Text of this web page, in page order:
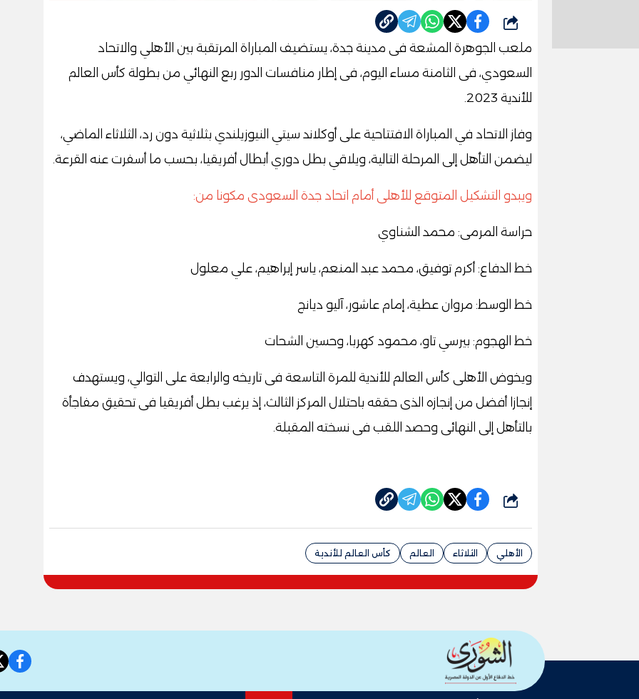
شارك
ملعب الجوهرة المشعة فى مدينة جدة، يستضيف المباراة المرتقبة بين الأهلي والاتحاد
السعودي، فى الثامنة مساء اليوم، فى إطار منافسات الدور ربع النهائي من بطولة كأس العالم
للأندية 2023.
وفاز الاتحاد في المباراة الافتتاحية على أوكلاند سيتي النيوزيلندي بثلاثية دون رد، الثلاثاء الماضي،
ليضمن التأهل إلى المرحلة التالية، ويلاقي بطل دوري أبطال أفريقيا، بحسب ما أسفرت عنه القرعة.
ويبدو التشكيل المتوقع للأهلى أمام اتحاد جدة السعودى مكونا من:
حراسة المرمى: محمد الشناوي
خط الدفاع: أكرم توفيق، محمد عبد المنعم، ياسر إبراهيم، علي معلول
خط الوسط: مروان عطية، إمام عاشور، آليو ديانج
خط الهجوم: بيرسي تاو، محمود كهربا، وحسين الشحات
ويخوض الأهلى كأس العالم للأندية للمرة التاسعة فى تاريخه والرابعة على التوالي، ويستهدف
إنجازا أفضل من إنجازه الذى حققه باحتلال المركز الثالث، إذ يرغب بطل أفريقيا فى تحقيق مفاجأة
بالتأهل إلى النهائى وحصد اللقب فى نسخته المقبلة.
شارك
الأهلي الثلاثاء العالم كأس العالم للأندية